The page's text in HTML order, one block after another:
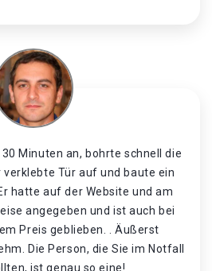
Minuten an, bohrte schnell die
Tür auf und baute ein
hatte auf der Website und am
angegeben und ist auch bei
Preis geblieben. . Äußerst
Die Person, die Sie im Notfall
ist genau so eine!